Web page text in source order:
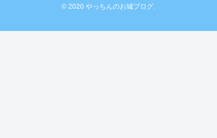
© 2020 やっちんのお城ブログ.